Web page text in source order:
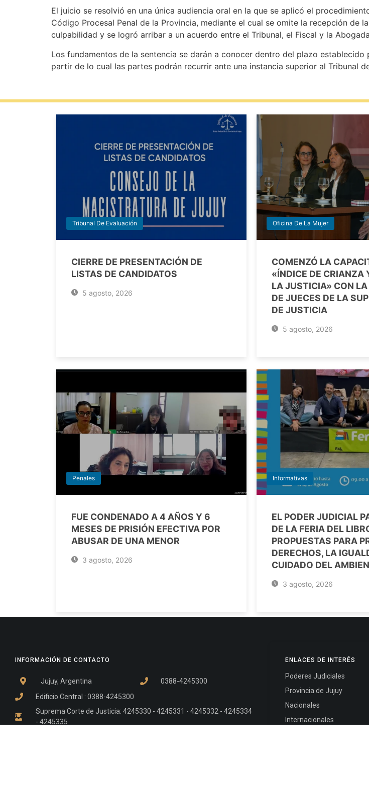
El juicio se resolvió en una única audiencia oral en la que se aplicó el
Código Procesal Penal de la Provincia, mediante el cual se omite la recepción de
culpabilidad y se logró arribar a un acuerdo entre el Tribunal, el Fiscal y la
Los fundamentos de la sentencia se darán a conocer dentro del plazo
partir de lo cual las partes podrán recurrir ante una instancia superior al Tribunal
Tribunal De Evaluación
CIERRE DE PRESENTACIÓN DE
LISTAS DE CANDIDATOS
5 agosto, 2026
Oficina De La Mujer
COMENZÓ LA
«ÍNDICE DE CRIANZA
LA JUSTICIA» CON LA
DE JUECES DE LA
DE JUSTICIA
5 agosto, 2026
Penales
FUE CONDENADO A 4 AÑOS Y 6
MESES DE PRISIÓN EFECTIVA POR
ABUSAR DE UNA MENOR
3 agosto, 2026
Informativas
EL PODER JUDICIAL
DE LA FERIA DEL
PROPUESTAS PARA
DERECHOS, LA
CUIDADO DEL
3 agosto, 2026
INFORMACIÓN DE CONTACTO
Jujuy, Argentina
0388-4245300
Edificio Central : 0388-4245300
Suprema Corte de Justicia: 4245330 - 4245331 - 4245332 - 4245334
- 4245335
ENLACES DE INTERÉS
Poderes Judiciales
Provincia de Jujuy
Nacionales
Internacionales